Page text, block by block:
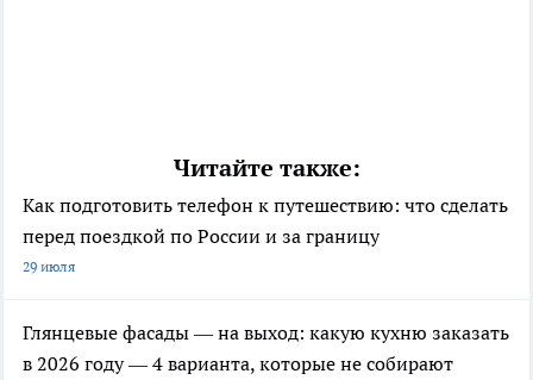
Читайте также:
Как подготовить телефон к путешествию: что сделать
перед поездкой по России и за границу
29 июля
Глянцевые фасады — на выход: какую кухню заказать
в 2026 году — 4 варианта, которые не собирают